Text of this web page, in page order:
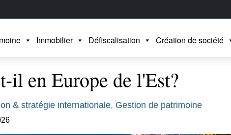
Immobilier Défiscalisation Création de société
il en Europe de l'Est?
& stratégie internationale, Gestion de patrimoine